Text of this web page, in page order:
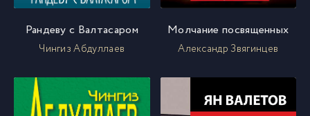
Рандеву с Валтасаром
Чингиз Абдуллаев
Молчание посвященных
Александр Звягинцев